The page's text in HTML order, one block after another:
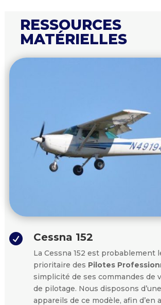
RESSOURCES
MATÉRIELLES
 Cessna 152
La Cessna 152 est probablement
prioritaire des Pilotes
simplicité de ses commandes de
de pilotage. Nous disposons
appareils de ce modèle, afin d’en